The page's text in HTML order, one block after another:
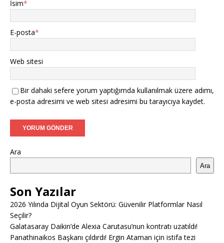
İsim*
E-posta*
Web sitesi
Bir dahaki sefere yorum yaptığımda kullanılmak üzere adımı,
e-posta adresimi ve web sitesi adresimi bu tarayıcıya kaydet.
Ara
Ara
Son Yazılar
2026 Yılında Dijital Oyun Sektörü: Güvenilir Platformlar Nasıl
Seçilir?
Galatasaray Daikin’de Alexia Carutasu’nun kontratı uzatıldı!
Panathinaikos Başkanı çıldırdı! Ergin Ataman için istifa tezi